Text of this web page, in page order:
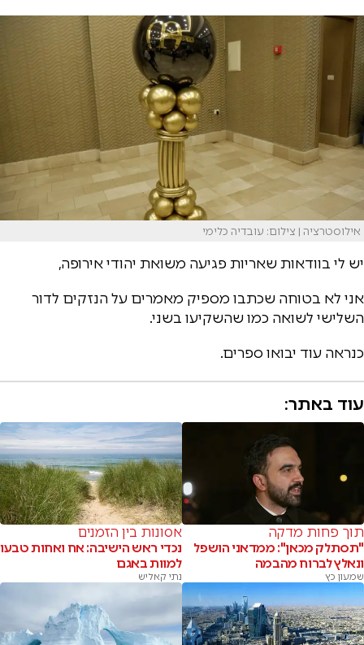
אילוסטרציה | צילום: עובדיה כלימי
יש לי בוודאות שאריות פגיעה משואת יהודי אירופה,
אני לא בטוחה שכתבו מספיק מאמרים על הנזקים לדור
השלישי לשואה כמו שהשקיעו בשני.
כנראה עוד יבואו ספרים.
עוד באתר:
תוך פחות מדקה
"תסתלק מכאן": ממדאני הושפל
ונאלץ לברוח מהבמה
שמעון כץ
אסונות בין הזמנים
נכדי ראש הישיבה: אח ואחות טבעו
למוות באגם
נתי קאליש